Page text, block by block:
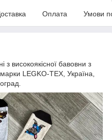
Оплата Умови
з високоякісної бавовни з
LEGKO-TEX, Україна,